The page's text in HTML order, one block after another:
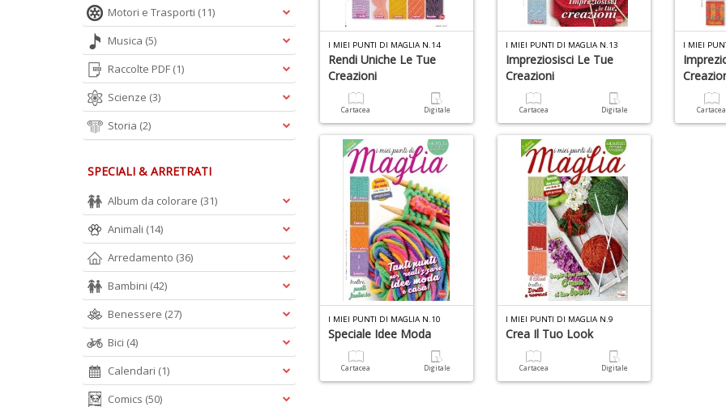
I MIEI PUNTI DI MAGLIA N.14
Rendi Uniche Le Tue
Creazioni
Cartacea Digitale
I MIEI PUNTI DI MAGLIA N.13
Impreziosisci Le Tue
Creazioni
Cartacea Digitale
I MIEI
Cartacea
I MIEI PUNTI DI MAGLIA N.10
Speciale Idee Moda
Cartacea Digitale
I MIEI PUNTI DI MAGLIA N.9
Crea Il Tuo Look
Cartacea Digitale
Motori e Trasporti (11)
Musica (5)
Raccolte PDF (1)
Scienze (3)
Storia (2)
SPECIALI & ARRETRATI
Album da colorare (31)
Animali (14)
Arredamento (36)
Bambini (42)
Benessere (27)
Bici (4)
Calendari (1)
Comics (50)